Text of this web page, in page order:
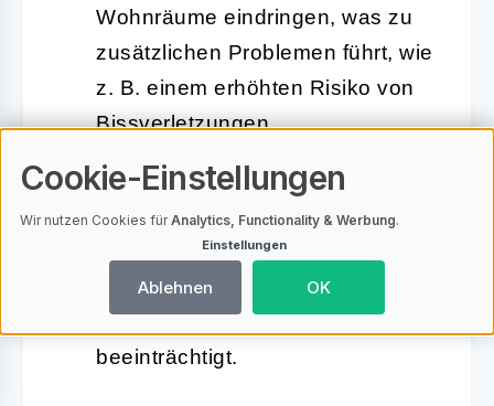
Wohnräume eindringen, was zu
zusätzlichen Problemen führt, wie
z. B. einem erhöhten Risiko von
Bissverletzungen.
Schäden an Pflanzen: Die
Grabaktivitäten können auch die
Wurzeln von Pflanzen und
Bäumen schädigen, was deren
Wachstum und Gesundheit
beeinträchtigt.
Cookie-Einstellungen
Wir nutzen Cookies fürAnalytics, Functionality & Werbung.
Einstellungen
Ablehnen OK